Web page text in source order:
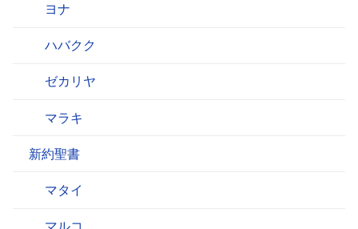
ヨナ
ハバクク
ゼカリヤ
マラキ
新約聖書
マタイ